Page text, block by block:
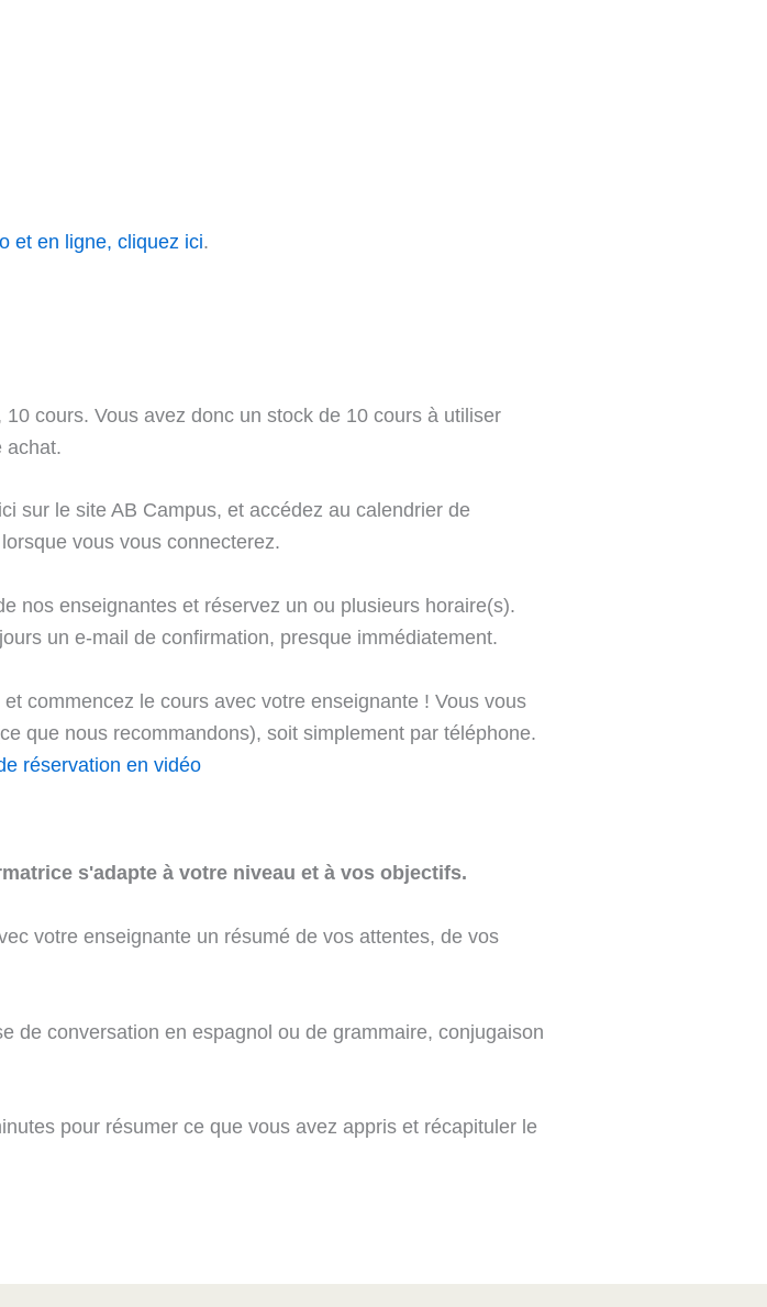
et en ligne, cliquez ici.
cours. Vous avez donc un stock de 10 cours à utiliser
achat.
sur le site AB Campus, et accédez au calendrier de
vous vous connecterez.
nos enseignantes et réservez un ou plusieurs horaire(s).
un e-mail de confirmation, presque immédiatement.
commencez le cours avec votre enseignante ! Vous vous
que nous recommandons), soit simplement par téléphone.
réservation en vidéo
s'adapte à votre niveau et à vos objectifs.
votre enseignante un résumé de vos attentes, de vos
de conversation en espagnol ou de grammaire, conjugaison
pour résumer ce que vous avez appris et récapituler le